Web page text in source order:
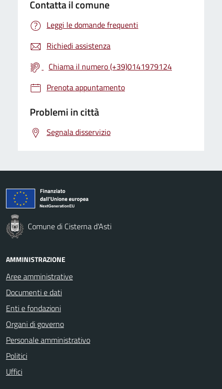
Contatta il comune
Leggi le domande frequenti
Richiedi assistenza
Chiama il numero (+39)0141979124
Prenota appuntamento
Problemi in città
Segnala disservizio
Comune di Cisterna d'Asti
AMMINISTRAZIONE
Aree amministrative
Documenti e dati
Enti e fondazioni
Organi di governo
Personale amministrativo
Politici
Uffici